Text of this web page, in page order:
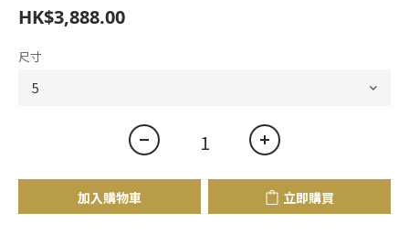
HK$3,888.00
尺寸
加入購物車 立即購買